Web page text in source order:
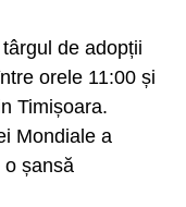
de adopții
orele 11:00 și
Timișoara.
Mondiale a
o șansă